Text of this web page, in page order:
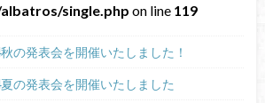
single.php on line 119
の発表会を開催いたしました！
の発表会を開催いたしました